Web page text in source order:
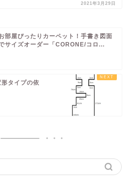
2021年3月29日
部屋ぴったりカーペット！手書き図面
サイズオーダー「CORONE/コロ...
タイプの依